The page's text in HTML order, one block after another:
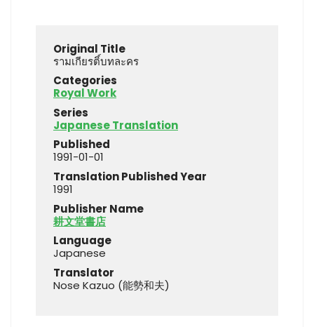
Original Title
รามเกียรติ์บทละคร
Categories
Royal Work
Series
Japanese Translation
Published
1991-01-01
Translation Published Year
1991
Publisher Name
耕文堂書店
Language
Japanese
Translator
Nose Kazuo (能勢和夫)